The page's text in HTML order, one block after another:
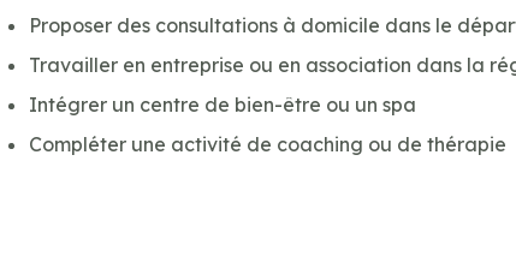
Proposer des consultations à domicile dans le
Travailler en entreprise ou en association dans la
Intégrer un centre de bien-être ou un spa
Compléter une activité de coaching ou de thérapie